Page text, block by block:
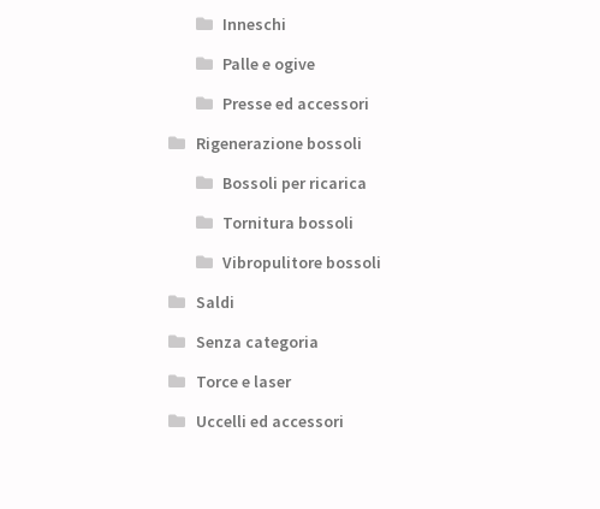
Inneschi
Palle e ogive
Presse ed accessori
Rigenerazione bossoli
Bossoli per ricarica
Tornitura bossoli
Vibropulitore bossoli
Saldi
Senza categoria
Torce e laser
Uccelli ed accessori